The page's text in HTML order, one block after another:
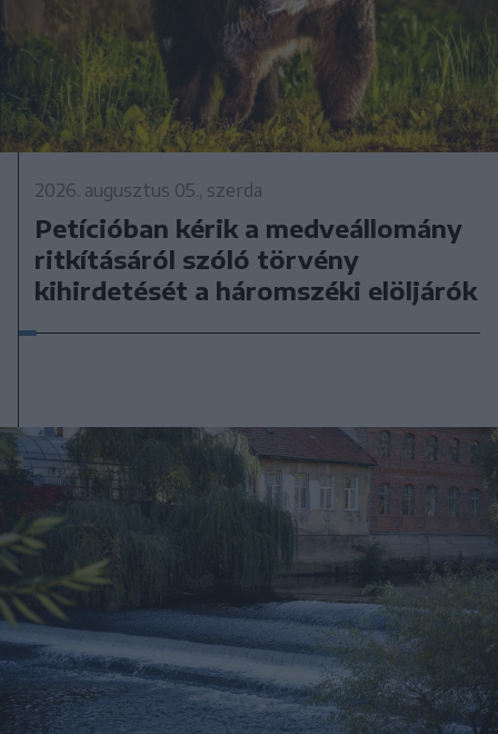
2026. augusztus 05., szerda
Petícióban kérik a medveállomány
ritkításáról szóló törvény
kihirdetését a háromszéki elöljárók